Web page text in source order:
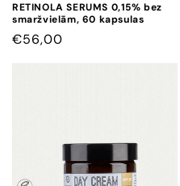
RETINOLA SERUMS 0,15% bez
smaržvielām, 60 kapsulas
CENA
€56,00